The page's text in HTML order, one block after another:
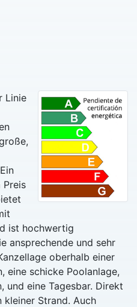
Linie
ist hochwertig
ansprechende und sehr
oberhalb einer
eine schicke Poolanlage,
und eine Tagesbar. Direkt
kleiner Strand. Auch